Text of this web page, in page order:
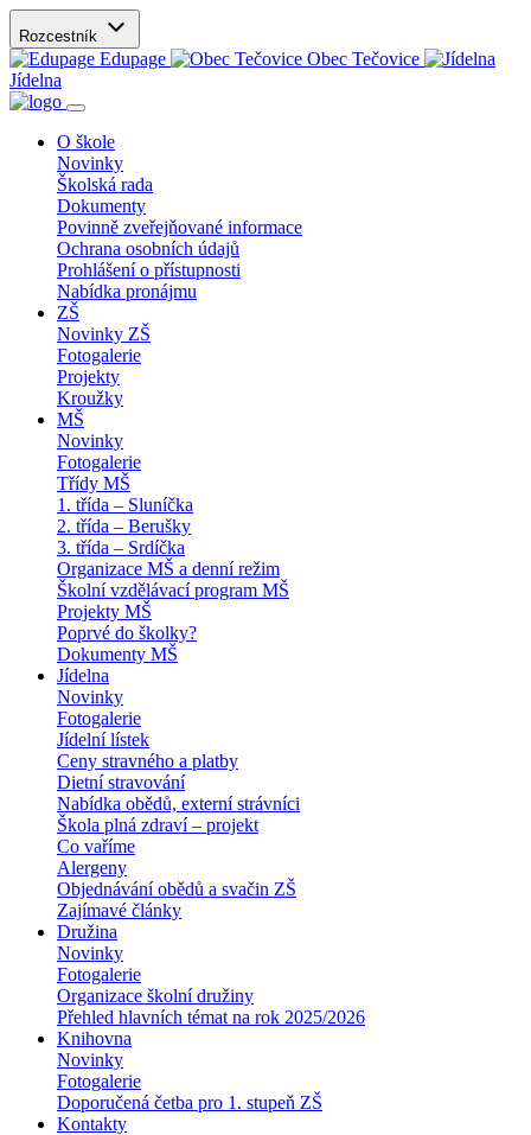
Rozcestník
Edupage
Obec Tečovice
Jídelna
O škole
Novinky
Školská rada
Dokumenty
Povinně zveřejňované informace
Ochrana osobních údajů
Prohlášení o přístupnosti
Nabídka pronájmu
ZŠ
Novinky ZŠ
Fotogalerie
Projekty
Kroužky
MŠ
Novinky
Fotogalerie
Třídy MŠ
1. třída – Sluníčka
2. třída – Berušky
3. třída – Srdíčka
Organizace MŠ a denní režim
Školní vzdělávací program MŠ
Projekty MŠ
Poprvé do školky?
Dokumenty MŠ
Jídelna
Novinky
Fotogalerie
Jídelní lístek
Ceny stravného a platby
Dietní stravování
Nabídka obědů, externí strávníci
Škola plná zdraví – projekt
Co vaříme
Alergeny
Objednávání obědů a svačin ZŠ
Zajímavé články
Družina
Novinky
Fotogalerie
Organizace školní družiny
Přehled hlavních témat na rok 2025/2026
Knihovna
Novinky
Fotogalerie
Doporučená četba pro 1. stupeň ZŠ
Kontakty